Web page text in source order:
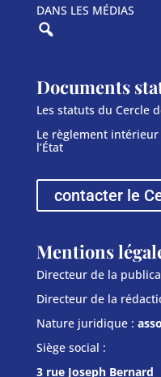
DANS LES MÉDIAS
Documents
Les statuts du Cercle
Le règlement
l’État
contacter le
Mentions
Directeur de la
Directeur de la
Nature juridique :
Siège social :
3 rue Joseph Bernard